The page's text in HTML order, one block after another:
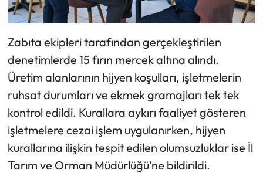
Zabıta ekipleri tarafından gerçekleştirilen
denetimlerde 15 fırın mercek altına alındı.
Üretim alanlarının hijyen koşulları, işletmelerin
ruhsat durumları ve ekmek gramajları tek tek
kontrol edildi. Kurallara aykırı faaliyet gösteren
işletmelere cezai işlem uygulanırken, hijyen
kurallarına ilişkin tespit edilen olumsuzluklar ise İl
Tarım ve Orman Müdürlüğü’ne bildirildi.